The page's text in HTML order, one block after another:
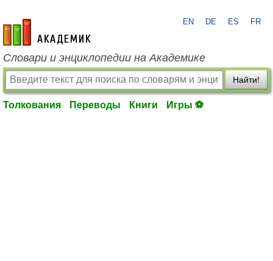
academic.ru
EN DE ES FR
Словари и энциклопедии на Академике
Найти!
Толкования Переводы Книги Игры ⚽